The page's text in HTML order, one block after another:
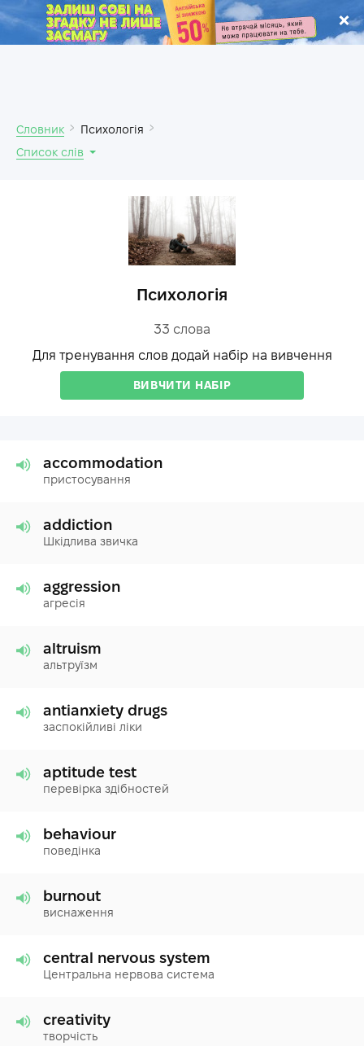
.
Словник
Психологія
Список слів
Психологія
33 слова
Для тренування слов додай набір на вивчення
ВИВЧИТИ НАБІР
accommodation
пристосування
addiction
Шкідлива звичка
aggression
агресія
altruism
альтруїзм
antianxiety drugs
заспокійливі ліки
aptitude test
перевірка здібностей
behaviour
поведінка
burnout
виснаження
central nervous system
Центральна нервова система
creativity
творчість